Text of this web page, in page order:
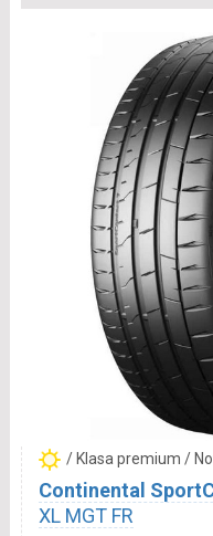
/ Klasa premium /
Continental
XL MGT FR